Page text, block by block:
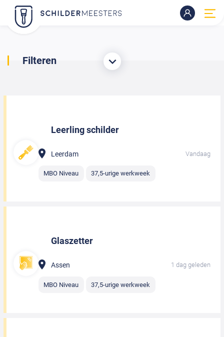
Filteren
Leerling schilder
Leerdam Vandaag
MBO Niveau 37,5-urige werkweek
Glaszetter
Assen 1 dag geleden
MBO Niveau 37,5-urige werkweek